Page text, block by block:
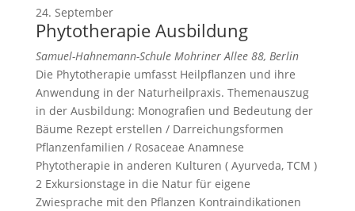
24. September
Phytotherapie Ausbildung
Samuel-Hahnemann-Schule Mohriner Allee 88, Berlin
Die Phytotherapie umfasst Heilpflanzen und ihre
Anwendung in der Naturheilpraxis. Themenauszug
in der Ausbildung: Monografien und Bedeutung der
Bäume Rezept erstellen / Darreichungsformen
Pflanzenfamilien / Rosaceae Anamnese
Phytotherapie in anderen Kulturen ( Ayurveda, TCM )
2 Exkursionstage in die Natur für eigene
Zwiesprache mit den Pflanzen Kontraindikationen